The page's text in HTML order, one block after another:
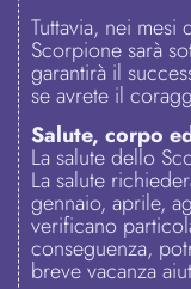
Tuttavia, nei
Scorpione sarà
garantirà il
se avrete il
Salute, corpo
La salute dello
La salute
gennaio, aprile,
verificano
conseguenza,
breve vacanza